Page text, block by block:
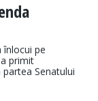
înlocui pe
primit
Senatului